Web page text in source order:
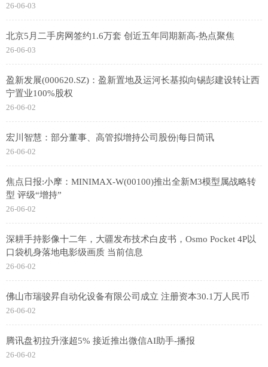
26-06-03
北京5月二手房网签约1.6万套 创近五年同期新高-热点聚焦
26-06-03
盈新发展(000620.SZ)：盈新置地及运河长基拟向锡彭建设转让西
宁置业100%股权
26-06-02
宏川智慧：部分董事、高管拟增持公司股份|每日简讯
26-06-02
焦点日报:小摩：MINIMAX-W(00100)推出全新M3模型属战略转
型 评级“增持”
26-06-02
深耕手持影像十二年，大疆发布技术白皮书，Osmo Pocket 4P以
口袋机身落地电影级画质 当前信息
26-06-02
佛山市瑞骏昇自动化设备有限公司成立 注册资本30.1万人民币
26-06-02
腾讯盘初拉升涨超5% 接近推出微信AI助手-播报
26-06-02